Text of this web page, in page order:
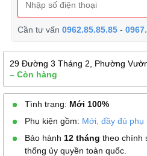
Cần tư vấn0962.85.85.85 -
29 Đường 3 Tháng 2, Phường
– Còn hàng
Tình trạng: Mới 100%
Phụ kiện gồm: Mới, đầy đủ
Bảo hành 12 tháng theo chính
thống ủy quyền toàn quốc.